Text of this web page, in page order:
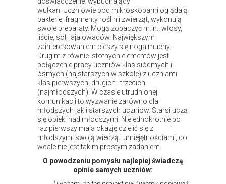
wulkan. Uczniowie pod mikroskopami oglądają
bakterie, fragmenty roślin i zwierząt, wykonują
swoje preparaty. Mogą zobaczyć m.in.: włosy,
liście, sól, jaja owadów. Największym
zainteresowaniem cieszy się noga muchy.
Drugim z równie istotnych elementów jest
połączenie pracy uczniów klas siódmych i
ósmych (najstarszych w szkole) z uczniami
klas pierwszych, drugich i trzecich
(najmłodszych). W czasie utrudnionej
komunikacji to wyzwanie zarówno dla
młodszych jak i starszych uczniów. Starsi uczą
się opieki nad młodszymi. Niejednokrotnie po
raz pierwszy maja okazję dzielić się z
młodszymi swoją wiedzą i umiejętnościami, co
wcale nie jest takim prostym zadaniem.
O powodzeniu pomysłu najlepiej świadczą
opinie samych uczniów: